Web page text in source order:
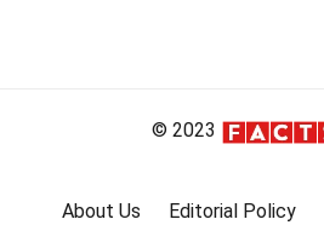
© 2023
About Us Editorial Policy